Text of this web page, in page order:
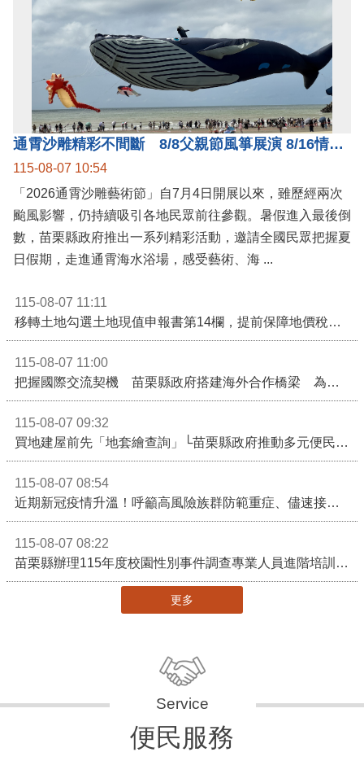
通霄沙雕精彩不間斷 8/8父親節風箏展演 8/16情人節66對浪漫挑戰送好禮
115-08-07 10:54
「2026通霄沙雕藝術節」自7月4日開展以來，雖歷經兩次
颱風影響，仍持續吸引各地民眾前往參觀。暑假進入最後倒
數，苗栗縣政府推出一系列精彩活動，邀請全國民眾把握夏
日假期，走進通霄海水浴場，感受藝術、海 ...
115-08-07 11:11
移轉土地勾選土地現值申報書第14欄，提前保障地價稅節稅權益
115-08-07 11:00
把握國際交流契機 苗栗縣政府搭建海外合作橋梁 為在地產業爭取更多國際市場機會
115-08-07 09:32
買地建屋前先「地套繪查詢」└苗栗縣政府推動多元便民諮詢服務
115-08-07 08:54
近期新冠疫情升溫！呼籲高風險族群防範重症、儘速接種疫苗及早就醫
115-08-07 08:22
苗栗縣辦理115年度校園性別事件調查專業人員進階培訓 深化調查實務能力 持續打造安全友善校園
更多
便民服務